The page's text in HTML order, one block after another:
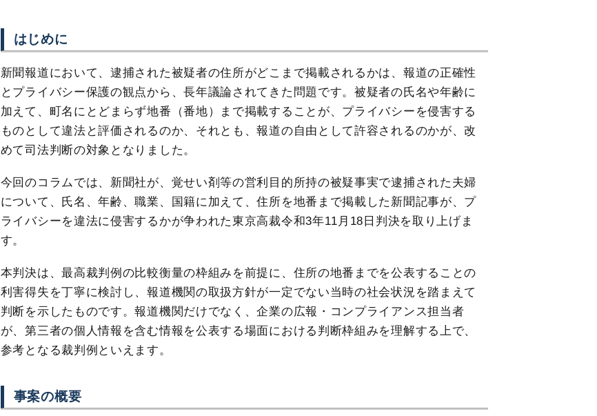
はじめに
新聞報道において、逮捕された被疑者の住所がどこまで掲載されるかは、報道の正確性
とプライバシー保護の観点から、長年議論されてきた問題です。被疑者の氏名や年齢に
加えて、町名にとどまらず地番（番地）まで掲載することが、プライバシーを侵害する
ものとして違法と評価されるのか、それとも、報道の自由として許容されるのかが、改
めて司法判断の対象となりました。
今回のコラムでは、新聞社が、覚せい剤等の営利目的所持の被疑事実で逮捕された夫婦
について、氏名、年齢、職業、国籍に加えて、住所を地番まで掲載した新聞記事が、プ
ライバシーを違法に侵害するかが争われた東京高裁令和3年11月18日判決を取り上げま
す。
本判決は、最高裁判例の比較衡量の枠組みを前提に、住所の地番までを公表することの
利害得失を丁寧に検討し、報道機関の取扱方針が一定でない当時の社会状況を踏まえて
判断を示したものです。報道機関だけでなく、企業の広報・コンプライアンス担当者
が、第三者の個人情報を含む情報を公表する場面における判断枠組みを理解する上で、
参考となる裁判例といえます。
事案の概要